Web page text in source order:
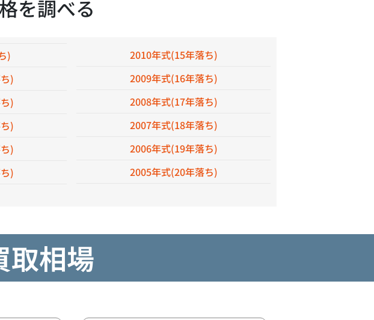
を調べる
)
)
)
)
)
)
2010年式(15年落ち)
2009年式(16年落ち)
2008年式(17年落ち)
2007年式(18年落ち)
2006年式(19年落ち)
2005年式(20年落ち)
取相場